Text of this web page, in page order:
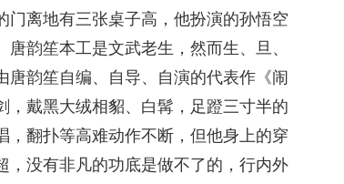
离地有三张桌子高，他扮演的孙悟空
韵笙本工是文武老生，然而生、旦、
韵笙自编、自导、自演的代表作《闹
戴黑大绒相貂、白髯，足蹬三寸半的
翻扑等高难动作不断，但他身上的穿
，没有非凡的功底是做不了的，行内外